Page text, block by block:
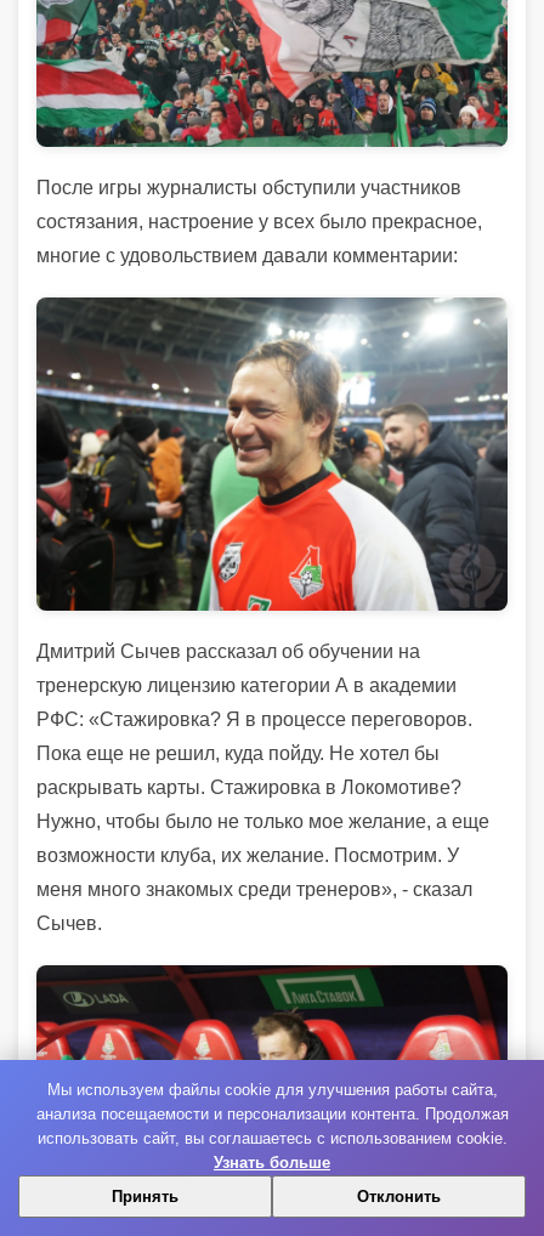
После игры журналисты обступили участников
состязания, настроение у всех было прекрасное,
многие с удовольствием давали комментарии:
Дмитрий Сычев рассказал об обучении на
тренерскую лицензию категории А в академии
РФС: «Стажировка? Я в процессе переговоров.
Пока еще не решил, куда пойду. Не хотел бы
раскрывать карты. Стажировка в Локомотиве?
Нужно, чтобы было не только мое желание, а еще
возможности клуба, их желание. Посмотрим. У
меня много знакомых среди тренеров», - сказал
Сычев.
Мы используем файлы cookie для улучшения работы сайта,
анализа посещаемости и персонализации контента. Продолжая
использовать сайт, вы соглашаетесь с использованием cookie.
Узнать больше
Принять
Отклонить